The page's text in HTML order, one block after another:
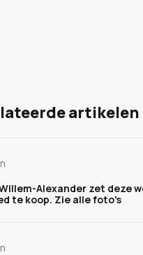
artikelen
Alexander zet deze
te koop. Zie alle foto's